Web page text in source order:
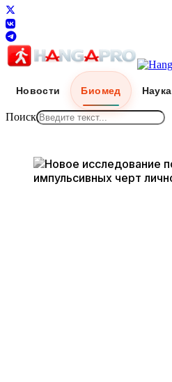
Новости Биомед Наука
Поиск